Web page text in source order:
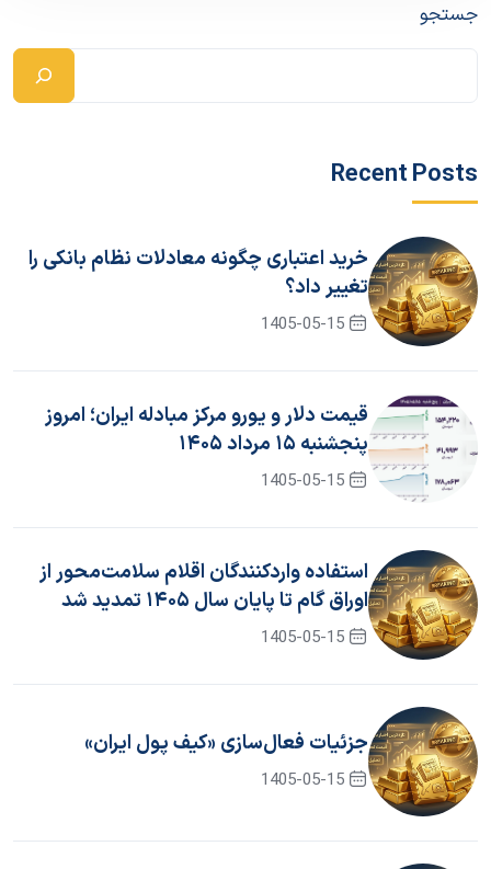
جستجو
Recent Posts
خرید اعتباری چگونه معادلات نظام بانکی را
تغییر داد؟
1405-05-15
قیمت دلار و یورو مرکز مبادله ایران؛ امروز
پنجشنبه ۱۵ مرداد ۱۴۰۵
1405-05-15
استفاده واردکنندگان اقلام سلامت‌محور از
اوراق گام تا پایان سال ۱۴۰۵ تمدید شد
1405-05-15
جزئیات فعال‌سازی «کیف پول ایران»
1405-05-15